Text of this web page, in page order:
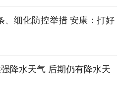
、细化防控举措 安康：打好
降水天气 后期仍有降水天